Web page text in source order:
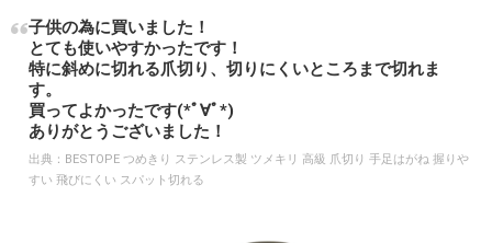
子供の為に買いました！
とても使いやすかったです！
特に斜めに切れる爪切り、切りにくいところまで切れま
す。
買ってよかったです(*ﾟ∀ﾟ*)
ありがとうございました！
出典： BESTOPE つめきり ステンレス製 ツメキリ 高級 爪切り 手足はがね 握りや
すい 飛びにくい スパット切れる